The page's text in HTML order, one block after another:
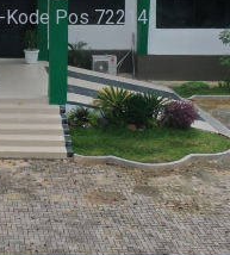
Kode Pos 72214